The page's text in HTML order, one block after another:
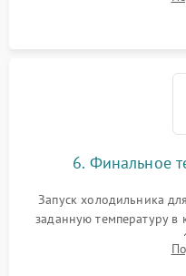
электронным весам.
6. Финальное
Запуск холодильника
заданную температуру
компрессора, отсутствия
срабатывания